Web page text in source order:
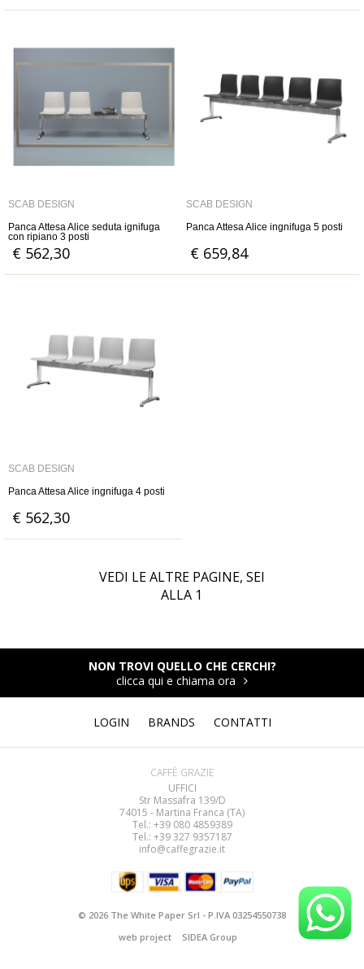
SCAB DESIGN
Panca Attesa Alice seduta ignifuga
con ripiano 3 posti
€ 562,30
SCAB DESIGN
Panca Attesa Alice ingnifuga 5 posti
€ 659,84
SCAB DESIGN
Panca Attesa Alice ingnifuga 4 posti
€ 562,30
VEDI LE ALTRE PAGINE, SEI
ALLA 1
NON TROVI QUELLO CHE CERCHI?
clicca qui e chiama ora
LOGIN BRANDS CONTATTI
CAFFÈ GRAZIE
UFFICI
Str Massafra 139/D
74015 - Martina Franca (TA)
Tel.: +39 0804859389
Tel.: +39 327 9357187
info@caffegrazie.it
© 2026 The White Paper Srl - P.IVA 03254550738
web project
SIDEA Group